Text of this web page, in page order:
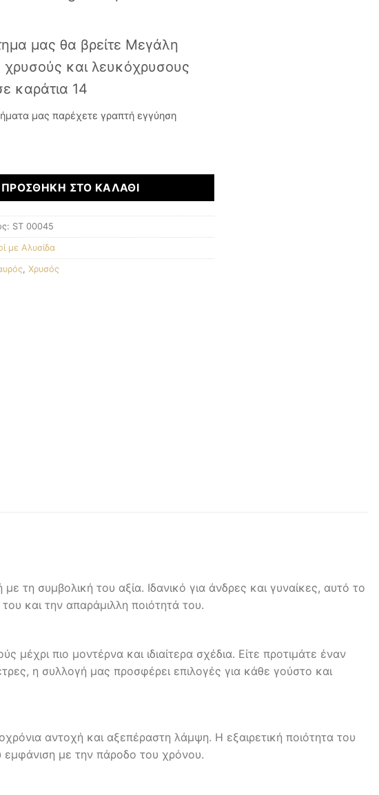
μας θα βρείτε Μεγάλη
χρυσούς και λευκόχρυσους
καράτια 14
μας παρέχετε γραπτή εγγύηση
K14 ποσότητα
ΠΡΟΣΘΉΚΗ ΣΤΟ ΚΑΛΆΘΙ
ST 00045
με Αλυσίδα
Χρυσός
τη συμβολική του αξία. Ιδανικό για άνδρες και γυναίκες, αυτό το
και την απαράμιλλη ποιότητά του.
πιο μοντέρνα και ιδιαίτερα σχέδια. Είτε προτιμάτε έναν
η συλλογή μας προσφέρει επιλογές για κάθε γούστο και
αντοχή και αξεπέραστη λάμψη. Η εξαιρετική ποιότητα του
εμφάνιση με την πάροδο του χρόνου.